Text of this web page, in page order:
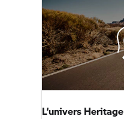
L’univers Heritage